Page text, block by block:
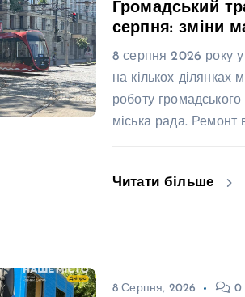
Громадський
серпня: зміни
8 серпня 2026 року у
на кількох ділянках
роботу
міська рада. Ремонт
Читати більше
8 Серпня, 2026 0